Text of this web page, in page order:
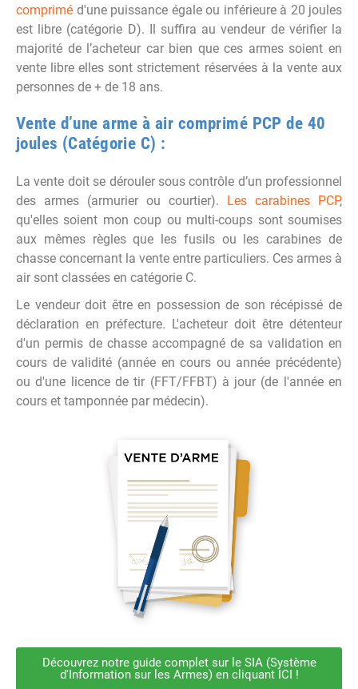
comprimé d'une puissance égale ou inférieure à 20 joules
est libre (catégorie D). Il suffira au vendeur de vérifier la
majorité de l’acheteur car bien que ces armes soient en
vente libre elles sont strictement réservées à la vente aux
personnes de + de 18 ans.
Vente d’une arme à air comprimé PCP de 40
joules (Catégorie C) :
La vente doit se dérouler sous contrôle d’un professionnel
des armes (armurier ou courtier).
Les carabines PCP,
qu'elles soient mon coup ou multi-coups sont soumises
aux mêmes règles que les fusils ou les carabines de
chasse concernant la vente entre particuliers. Ces armes à
air sont classées en catégorie C.
Le vendeur doit être en possession de son récépissé de
déclaration en préfecture. L'acheteur doit être détenteur
d'un permis de chasse accompagné de sa validation en
cours de validité (année en cours ou année précédente)
ou d'une licence de tir (FFT/FFBT) à jour (de l'année en
cours et tamponnée par médecin).
Découvrez notre guide complet sur le SIA (Système
d'Information sur les Armes) en cliquant ICI !